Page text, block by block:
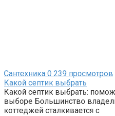
Сантехника 0 239 просмотров
Какой септик выбрать
Какой септик выбрать:
выборе Большинство
коттеджей сталкивается с